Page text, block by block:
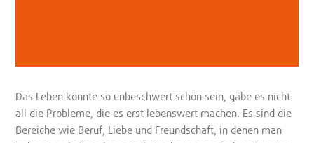
Das Leben könnte so unbeschwert schön sein, gäbe es nicht
all die Probleme, die es erst lebenswert machen. Es sind die
Bereiche wie Beruf, Liebe und Freundschaft, in denen man